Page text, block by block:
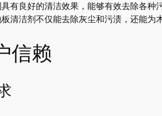
有良好的清洁效果，能够有效去除各
清洁剂不仅能去除灰尘和污渍，还能为
信赖